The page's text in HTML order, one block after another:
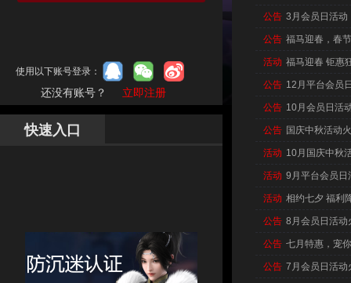
使用以下账号登录：
还没有账号？ 立即注册
快速入口
公告 3月会员日活动
公告 福马迎春，春
活动 福马迎春 钜惠
公告 12月平台会员
公告 10月会员日活
公告 国庆中秋活动
活动 10月国庆中秋
活动 9月平台会员日
活动 相约七夕 福利
公告 8月会员日活动
公告 七月特惠，宠
公告 7月会员日活动